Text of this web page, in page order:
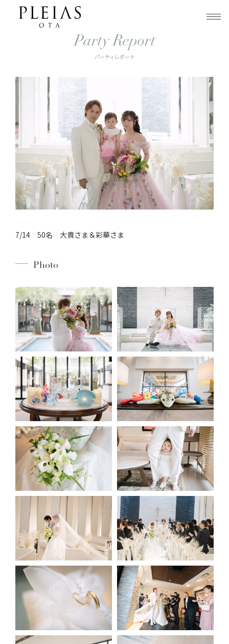
パーティレポート
Party Report
パーティレポート
7/14 50名 大貴さま＆彩華さま
Photo